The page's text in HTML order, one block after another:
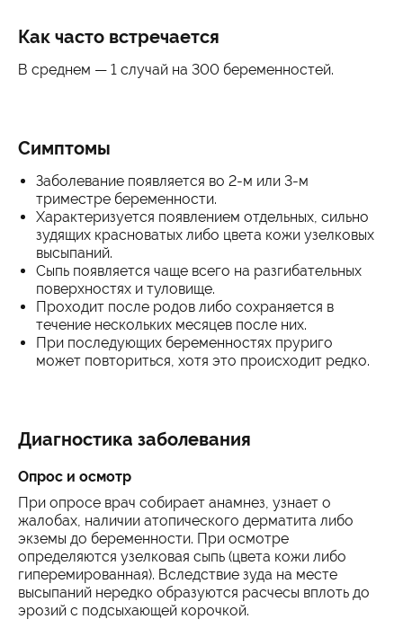
Как часто встречается
В среднем — 1 случай на 300 беременностей.
Симптомы
Заболевание появляется во 2-м или 3-м
триместре беременности.
Характеризуется появлением отдельных, сильно
зудящих красноватых либо цвета кожи узелковых
высыпаний.
Сыпь появляется чаще всего на разгибательных
поверхностях и туловище.
Проходит после родов либо сохраняется в
течение нескольких месяцев после них.
При последующих беременностях пруриго
может повториться, хотя это происходит редко.
Диагностика заболевания
Опрос и осмотр
При опросе врач собирает анамнез, узнает о
жалобах, наличии атопического дерматита либо
экземы до беременности. При осмотре
определяются узелковая сыпь (цвета кожи либо
гиперемированная). Вследствие зуда на месте
высыпаний нередко образуются расчесы вплоть до
эрозий с подсыхающей корочкой.